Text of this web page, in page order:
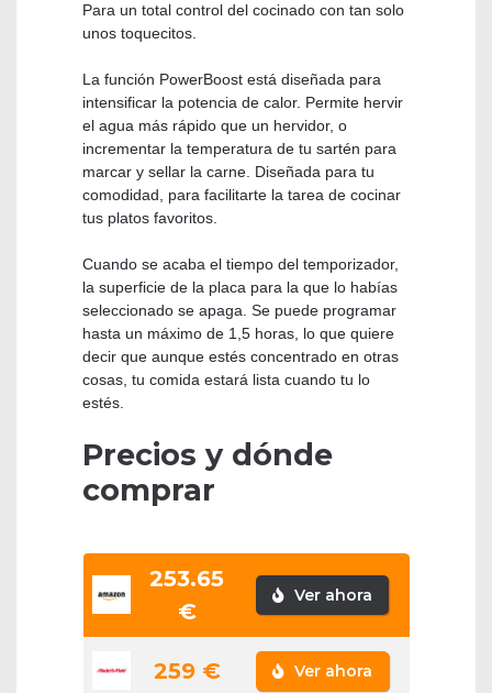
Para un total control del cocinado con tan solo
unos toquecitos.
La función PowerBoost está diseñada para
intensificar la potencia de calor. Permite hervir
el agua más rápido que un hervidor, o
incrementar la temperatura de tu sartén para
marcar y sellar la carne. Diseñada para tu
comodidad, para facilitarte la tarea de cocinar
tus platos favoritos.
Cuando se acaba el tiempo del temporizador,
la superficie de la placa para la que lo habías
seleccionado se apaga. Se puede programar
hasta un máximo de 1,5 horas, lo que quiere
decir que aunque estés concentrado en otras
cosas, tu comida estará lista cuando tu lo
estés.
Precios y dónde
comprar
253.65
€
Ver ahora
259 € Ver ahora